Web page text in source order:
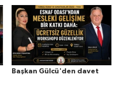
Başkan Gülcü'den davet